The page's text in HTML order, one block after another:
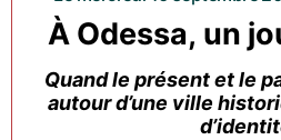
À Odessa, un
Quand le présent et le
autour d’une ville